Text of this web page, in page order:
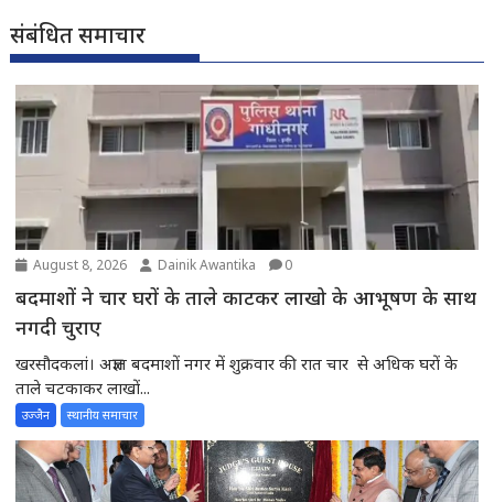
संबंधित समाचार
August 8, 2026 Dainik Awantika 0
बदमाशों ने चार घरों के ताले काटकर लाखो के आभूषण के साथ
नगदी चुराए
खरसौदकलां। अज्ञात बदमाशों नगर में शुक्रवार की रात चार से अधिक घरों के
ताले चटकाकर लाखों...
उज्जैन स्थानीय समाचार